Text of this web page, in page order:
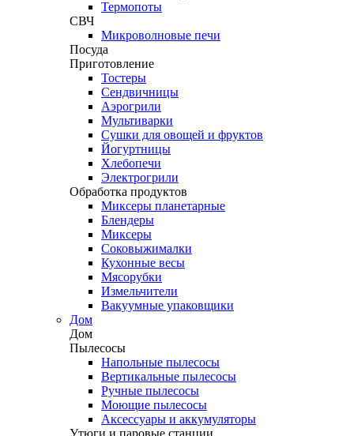
Термопоты
СВЧ
Микроволновые печи
Посуда
Приготовление
Тостеры
Сендвичницы
Аэрогрили
Мультиварки
Сушки для овощей и фруктов
Йогуртницы
Хлебопечи
Электрогрили
Обработка продуктов
Миксеры планетарные
Блендеры
Миксеры
Соковыжималки
Кухонные весы
Мясорубки
Измельчители
Вакуумные упаковщики
Дом
Дом
Пылесосы
Напольные пылесосы
Вертикальные пылесосы
Ручные пылесосы
Моющие пылесосы
Аксессуары и аккумуляторы
Утюги и паровые станции